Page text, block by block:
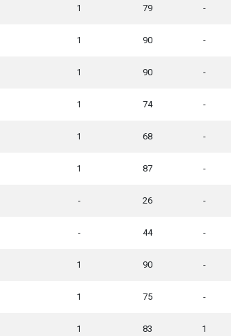
1 79 -
1 90 -
1 90 -
1 74 -
1 68 -
1 87 -
- 26 -
- 44 -
1 90 -
1 75 -
1 83 1